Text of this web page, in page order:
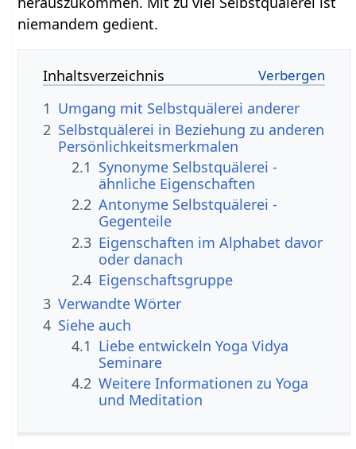
niemandem gedient.
Inhaltsverzeichnis
1 Umgang mit Selbstquälerei anderer
2 Selbstquälerei in Beziehung zu anderen
Persönlichkeitsmerkmalen
2.1 Synonyme Selbstquälerei -
ähnliche Eigenschaften
2.2 Antonyme Selbstquälerei -
Gegenteile
2.3 Eigenschaften im Alphabet davor
oder danach
2.4 Eigenschaftsgruppe
3 Verwandte Wörter
4 Siehe auch
4.1 Liebe entwickeln Yoga Vidya
Seminare
4.2 Weitere Informationen zu Yoga
und Meditation